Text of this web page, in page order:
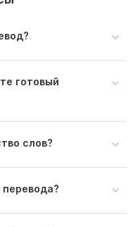
Медицина и здоровье,
готовый
слов?